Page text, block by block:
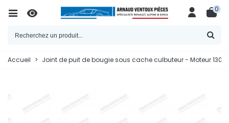
0
Accueil > Joint de puit de bougie sous cache culbuteur - Moteur